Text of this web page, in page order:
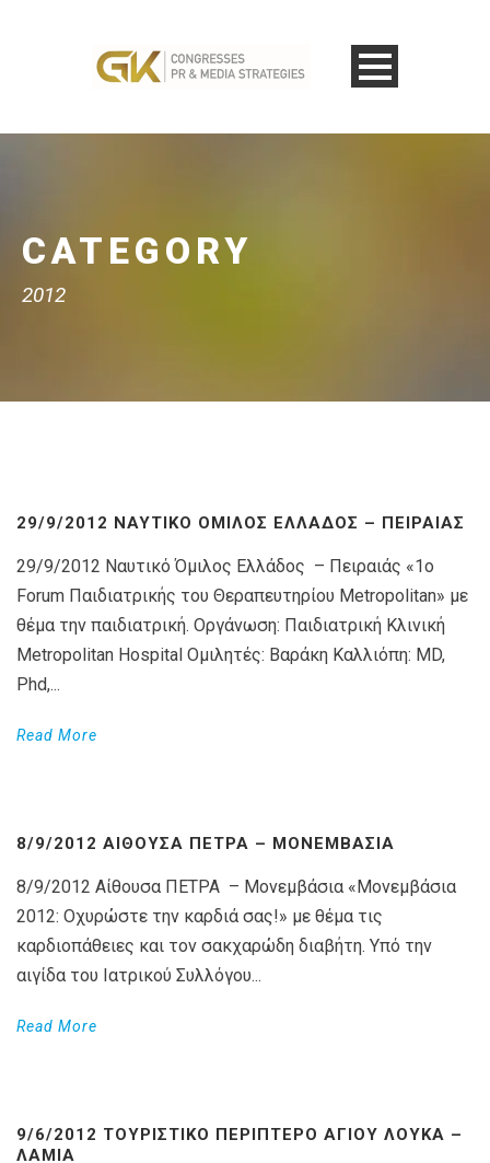
CATEGORY
2012
29/9/2012 ΝΑΥΤΙΚΌ ΌΜΙΛΟΣ ΕΛΛΆΔΟΣ – ΠΕΙΡΑΙΆΣ
29/9/2012 Ναυτικό Όμιλος Ελλάδος – Πειραιάς «1ο
Forum Παιδιατρικής του Θεραπευτηρίου Metropolitan» με
θέμα την παιδιατρική. Οργάνωση: Παιδιατρική Κλινική
Metropolitan Hospital Ομιλητές: Βαράκη Καλλιόπη: MD,
Phd,...
Read More
8/9/2012 ΑΊΘΟΥΣΑ ΠΕΤΡΑ – ΜΟΝΕΜΒΆΣΙΑ
8/9/2012 Αίθουσα ΠΕΤΡΑ – Μονεμβάσια «Μονεμβάσια
2012: Οχυρώστε την καρδιά σας!» με θέμα τις
καρδιοπάθειες και τον σακχαρώδη διαβήτη. Υπό την
αιγίδα του Ιατρικού Συλλόγου...
Read More
9/6/2012 ΤΟΥΡΙΣΤΙΚΌ ΠΕΡΊΠΤΕΡΟ ΑΓΊΟΥ ΛΟΥΚΆ –
ΛΑΜΊΑ